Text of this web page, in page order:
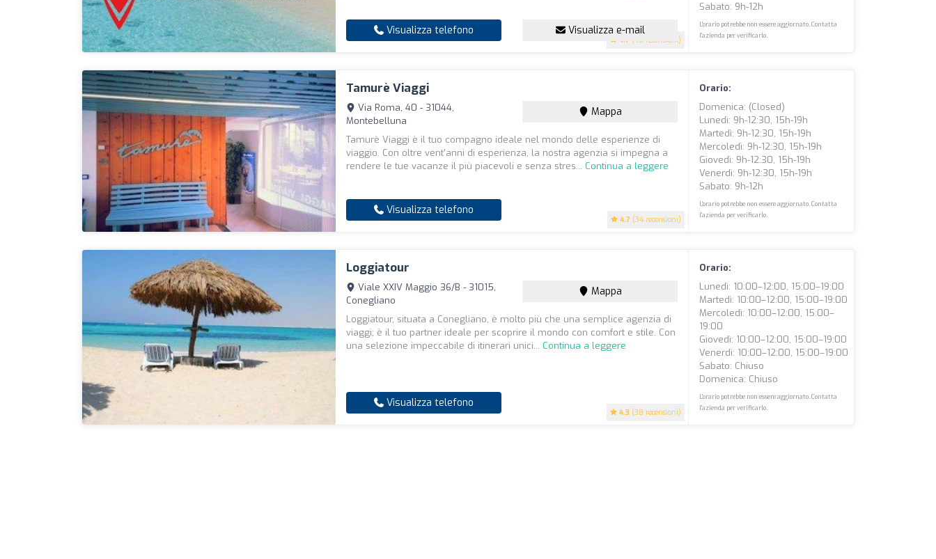
4.7 (45 recensioni)
Visualizza telefono Visualizza e-mail
Sabato: 9h-12h
L'orario potrebbe non essere aggiornato. Contatta
l'azienda per verificarlo.
Tamurè Viaggi
4.7 (34 recensioni)
Via Roma, 40 - 31044,
Montebelluna
Mappa
Tamurè Viaggi è il tuo compagno ideale nel mondo delle esperienze di
viaggio. Con oltre vent'anni di esperienza, la nostra agenzia si impegna a
rendere le tue vacanze il più piacevoli e senza stres... Continua a leggere
Visualizza telefono
Orario:
Domenica: (closed)
Lunedì: 9h-12:30, 15h-19h
Martedì: 9h-12:30, 15h-19h
Mercoledì: 9h-12:30, 15h-19h
Giovedì: 9h-12:30, 15h-19h
Venerdì: 9h-12:30, 15h-19h
Sabato: 9h-12h
L'orario potrebbe non essere aggiornato. Contatta
l'azienda per verificarlo.
Loggiatour
4.3 (38 recensioni)
Viale XXIV Maggio 36/B - 31015,
Conegliano
Mappa
Loggiatour, situata a Conegliano, è molto più che una semplice agenzia di
viaggi; è il tuo partner ideale per scoprire il mondo con comfort e stile. Con
una selezione impeccabile di itinerari unici... Continua a leggere
Visualizza telefono
Orario:
Lunedì: 10:00–12:00, 15:00–19:00
Martedì: 10:00–12:00, 15:00–19:00
Mercoledì: 10:00–12:00, 15:00–
19:00
Giovedì: 10:00–12:00, 15:00–19:00
Venerdì: 10:00–12:00, 15:00–19:00
Sabato: Chiuso
Domenica: Chiuso
L'orario potrebbe non essere aggiornato. Contatta
l'azienda per verificarlo.